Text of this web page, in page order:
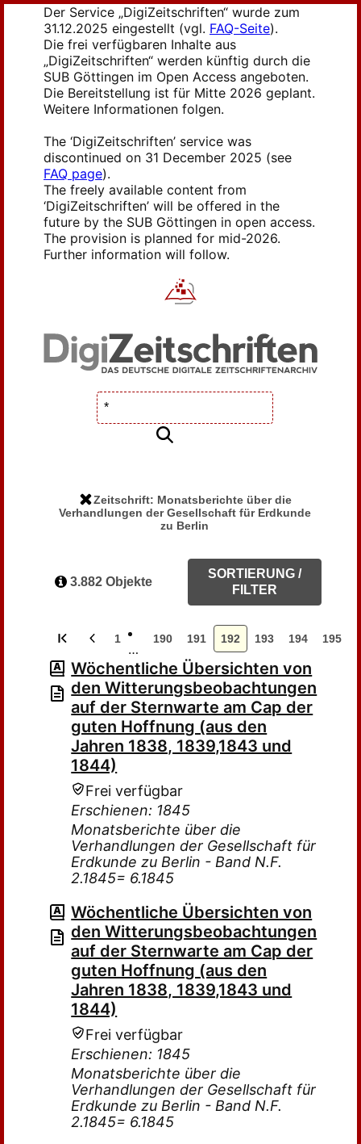
Der Service „DigiZeitschriften“ wurde zum
31.12.2025 eingestellt (vgl. FAQ-Seite).
Die frei verfügbaren Inhalte aus
„DigiZeitschriften“ werden künftig durch die
SUB Göttingen im Open Access angeboten.
Die Bereitstellung ist für Mitte 2026 geplant.
Weitere Informationen folgen.
The ‘DigiZeitschriften’ service was
discontinued on 31 December 2025 (see
FAQ page).
The freely available content from
‘DigiZeitschriften’ will be offered in the
future by the SUB Göttingen in open access.
The provision is planned for mid-2026.
Further information will follow.
Zeitschrift: Monatsberichte über die
Verhandlungen der Gesellschaft für Erdkunde
zu Berlin
3.882 Objekte
SORTIERUNG /
FILTER
1
…
190 191 192 193 194 195
Wöchentliche Übersichten von
den Witterungsbeobachtungen
auf der Sternwarte am Cap der
guten Hoffnung (aus den
Jahren 1838, 1839,1843 und
1844)
Frei verfügbar
Erschienen: 1845
Monatsberichte über die
Verhandlungen der Gesellschaft für
Erdkunde zu Berlin - Band N.F.
2.1845= 6.1845
Wöchentliche Übersichten von
den Witterungsbeobachtungen
auf der Sternwarte am Cap der
guten Hoffnung (aus den
Jahren 1838, 1839,1843 und
1844)
Frei verfügbar
Erschienen: 1845
Monatsberichte über die
Verhandlungen der Gesellschaft für
Erdkunde zu Berlin - Band N.F.
2.1845= 6.1845